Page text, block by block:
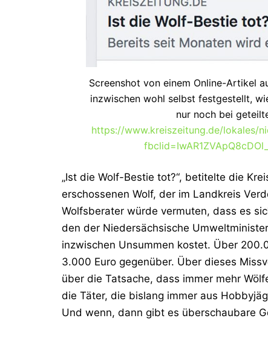
Screenshot von einem Online-Artikel
inzwischen wohl selbst festgestellt,
nur noch bei
https://www.kreiszeitung.de/lokales/
„Ist die Wolf-Bestie tot?“, betitelte die
erschossenen Wolf, der im Landkreis
Wolfsberater würde vermuten, dass es
den der Niedersächsische
inzwischen Unsummen kostet. Über
3.000 Euro gegenüber. Über dieses
über die Tatsache, dass immer mehr
die Täter, die bislang immer aus
Und wenn, dann gibt es überschaubare